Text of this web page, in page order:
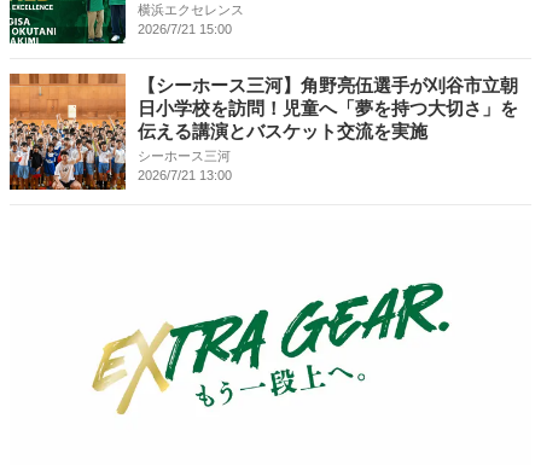
横浜エクセレンス
2026/7/21 15:00
【シーホース三河】角野亮伍選手が刈谷市立朝
日小学校を訪問！児童へ「夢を持つ大切さ」を
伝える講演とバスケット交流を実施
シーホース三河
2026/7/21 13:00